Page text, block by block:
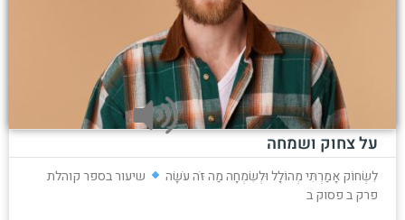
על צחוק ושמחה
לִשְׂחוֹק אָמַרְתִּי מְהוֹלָל וּלְשִׂמְחָה מַה זֹּה עֹשָׂה
שיעור בספר קוהלת
פרק ב פסוק ב